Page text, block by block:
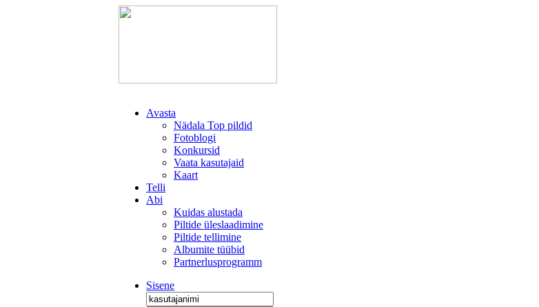
Avasta
Nädala Top pildid
Fotoblogi
Konkursid
Vaata kasutajaid
Kaart
Telli
Abi
Kuidas alustada
Piltide üleslaadimine
Piltide tellimine
Albumite tüübid
Partnerlusprogramm
Sisene